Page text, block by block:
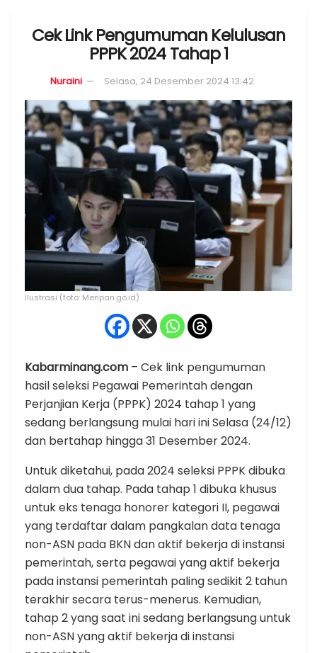
Cek Link Pengumuman Kelulusan
PPPK 2024 Tahap 1
Nuraini Selasa, 24 Desember 2024 13:42
Ilustrasi (foto: Menpan.go.id)
Kabarminang.com – Cek link pengumuman
hasil seleksi Pegawai Pemerintah dengan
Perjanjian Kerja (PPPK) 2024 tahap 1 yang
sedang berlangsung mulai hari ini Selasa (24/12)
dan bertahap hingga 31 Desember 2024.
Untuk diketahui, pada 2024 seleksi PPPK dibuka
dalam dua tahap. Pada tahap 1 dibuka khusus
untuk eks tenaga honorer kategori II, pegawai
yang terdaftar dalam pangkalan data tenaga
non-ASN pada BKN dan aktif bekerja di instansi
pemerintah, serta pegawai yang aktif bekerja
pada instansi pemerintah paling sedikit 2 tahun
terakhir secara terus-menerus. Kemudian,
tahap 2 yang saat ini sedang berlangsung untuk
non-ASN yang aktif bekerja di instansi